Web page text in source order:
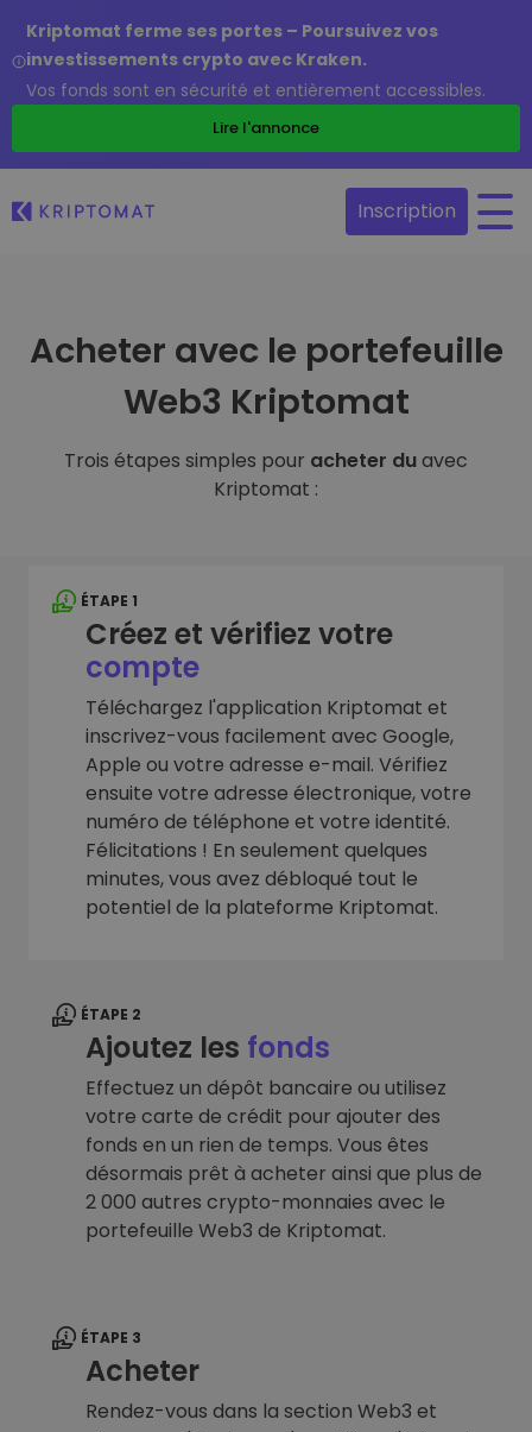
Kriptomat ferme ses portes – Poursuivez vos
investissements crypto avec Kraken.
Vos fonds sont en sécurité et entièrement accessibles.
Lire l'annonce
Inscription
Acheter avec le portefeuille
Web3 Kriptomat
Trois étapes simples pour acheter duavec
Kriptomat :
ÉTAPE 1
Créez et vérifiez votre
compte
Téléchargez l'application Kriptomat et
inscrivez-vous facilement avec Google,
Apple ou votre adresse e-mail. Vérifiez
ensuite votre adresse électronique, votre
numéro de téléphone et votre identité.
Félicitations ! En seulement quelques
minutes, vous avez débloqué tout le
potentiel de la plateforme Kriptomat.
ÉTAPE 2
Ajoutez les fonds
Effectuez un dépôt bancaire ou utilisez
votre carte de crédit pour ajouter des
fonds en un rien de temps. Vous êtes
désormais prêt à acheter ainsi que plus de
2 000 autres crypto-monnaies avec le
portefeuille Web3 de Kriptomat.
ÉTAPE 3
Acheter
Rendez-vous dans la section Web3 et